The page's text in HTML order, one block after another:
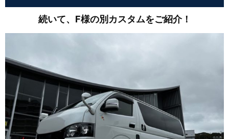
続いて、F様の別カスタムをご紹介！